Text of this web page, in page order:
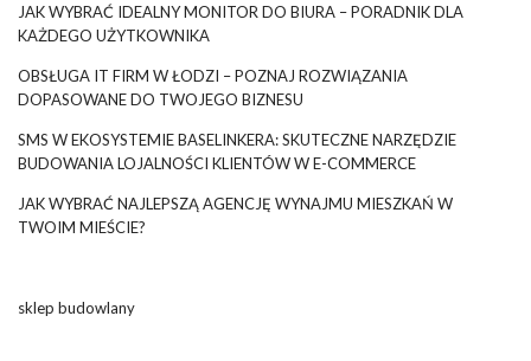
JAK WYBRAĆ IDEALNY MONITOR DO BIURA – PORADNIK DLA
KAŻDEGO UŻYTKOWNIKA
OBSŁUGA IT FIRM W ŁODZI – POZNAJ ROZWIĄZANIA
DOPASOWANE DO TWOJEGO BIZNESU
SMS W EKOSYSTEMIE BASELINKERA: SKUTECZNE NARZĘDZIE
BUDOWANIA LOJALNOŚCI KLIENTÓW W E-COMMERCE
JAK WYBRAĆ NAJLEPSZĄ AGENCJĘ WYNAJMU MIESZKAŃ W
TWOIM MIEŚCIE?
sklep budowlany